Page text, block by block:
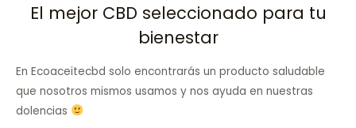
El mejor CBD seleccionado para tu
bienestar
En Ecoaceitecbd solo encontrarás un producto saludable
que nosotros mismos usamos y nos ayuda en nuestras
dolencias